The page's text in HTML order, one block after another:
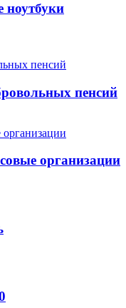
ноутбуки
пенсий
организации